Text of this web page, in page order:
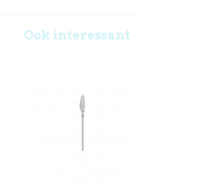
Ook interessant